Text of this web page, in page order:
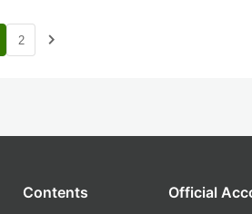
2 navigate_next
Contents Official